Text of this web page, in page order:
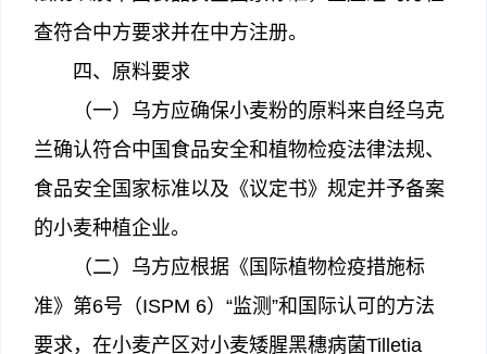
查符合中方要求并在中方注册。
四、原料要求
（一）乌方应确保小麦粉的原料来自经乌克
兰确认符合中国食品安全和植物检疫法律法规、
食品安全国家标准以及《议定书》规定并予备案
的小麦种植企业。
（二）乌方应根据《国际植物检疫措施标
准》第6号（ISPM 6）“监测”和国际认可的方法
要求，在小麦产区对小麦矮腥黑穗病菌Tilletia